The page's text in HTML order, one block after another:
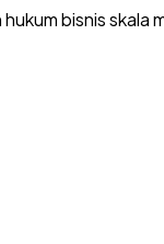
bisnis skala